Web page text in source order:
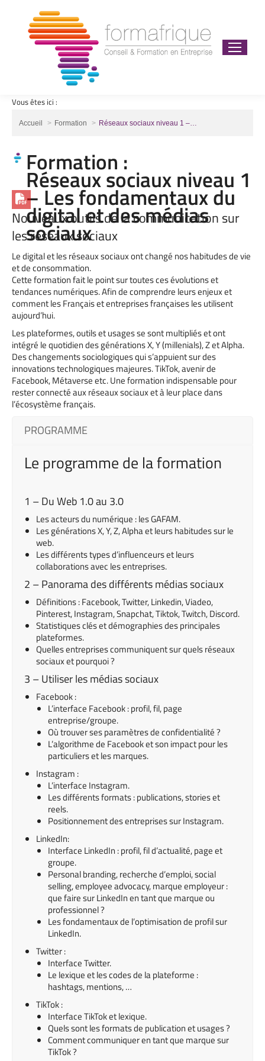
Vous êtes ici :
Vous êtes ici :
Accueil Formation Réseaux sociaux niveau 1 –…
Formation :
Réseaux sociaux niveau 1
– Les fondamentaux du
digital et des médias
sociaux
Nouveaux outils de la communication sur
les réseaux sociaux
Le digital et les réseaux sociaux ont changé nos habitudes de vie
et de consommation.
Cette formation fait le point sur toutes ces évolutions et
tendances numériques. Afin de comprendre leurs enjeux et
comment les Français et entreprises françaises les utilisent
aujourd’hui.
Les plateformes, outils et usages se sont multipliés et ont
intégré le quotidien des générations X, Y (millenials), Z et Alpha.
Des changements sociologiques qui s’appuient sur des
innovations technologiques majeures. TikTok, avenir de
Facebook, Métaverse etc. Une formation indispensable pour
rester connecté aux réseaux sociaux et à leur place dans
l’écosystème français.
PROGRAMME
Le programme de la formation
1 – Du Web 1.0 au 3.0
Les acteurs du numérique : les GAFAM.
Les générations X, Y, Z, Alpha et leurs habitudessur le
web.
Les différents types d’influenceurs et leurs
collaborations avec les entreprises.
2 – Panorama des différents médias sociaux
Définitions : Facebook, Twitter, Linkedin, Viadeo,
Pinterest, Instagram, Snapchat, Tiktok, Twitch, Discord.
Statistiques clés et démographies des principales
plateformes.
Quelles entreprises communiquent sur quels réseaux
sociaux et pourquoi ?
3 – Utiliser les médias sociaux
Facebook :
L’interface Facebook : profil, fil, page
entreprise/groupe.
Où trouver ses paramètres de confidentialité ?
L’algorithme de Facebook et son impactpour les
particuliers et les marques.
Instagram :
L’interface Instagram.
Les différents formats : publications, stories et
reels.
Positionnement des entreprises sur Instagram.
LinkedIn:
Interface LinkedIn : profil, fil d’actualité, page et
groupe.
Personal branding, recherche d’emploi, social
selling, employee advocacy, marque employeur :
que faire sur LinkedIn en tant que marque ou
professionnel ?
Les fondamentaux de l’optimisation de profilsur
LinkedIn.
Twitter :
Interface Twitter.
Le lexique et les codes de la plateforme :
hashtags,mentions,…
TikTok :
Interface TikTok et lexique.
Quels sont les formats de publication et usages ?
Comment communiquer en tant que marquesur
TikTok?